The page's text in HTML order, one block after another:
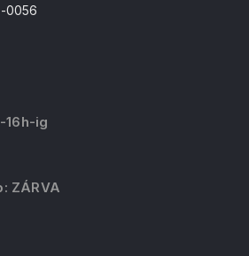
0056
16h-ig
ZÁRVA